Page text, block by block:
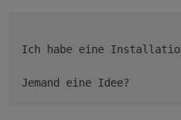
Ich habe eine
Jemand eine Idee?